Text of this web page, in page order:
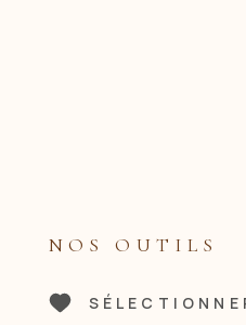
NOS OUTILS